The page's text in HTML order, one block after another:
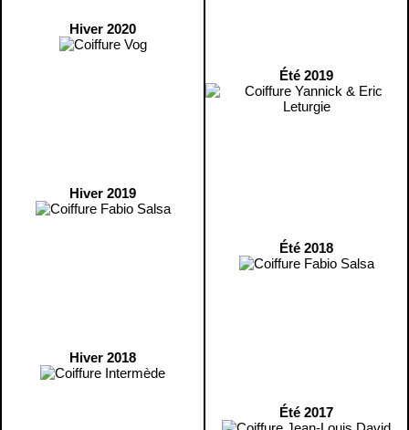
Hiver 2020
Hiver 2019
Hiver 2018
Été 2019
Été 2018
Été 2017